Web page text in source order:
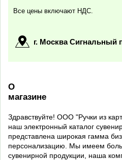
Все цены включают НДС.
г. Москва Сигнальный
О
магазине
Здравствуйте! ООО "Ручки из
наш электронный каталог
представлена широкая гамма
персонализацию. Мы имеем
сувенирной продукции, наша